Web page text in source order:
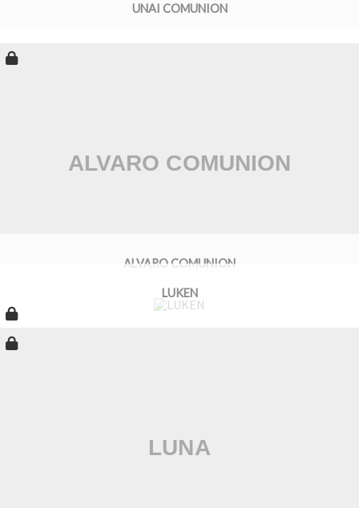
UNAI COMUNION
ALVARO COMUNION
LUKEN